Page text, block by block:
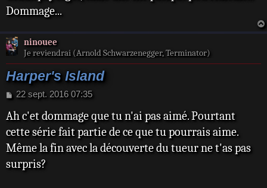
Dommage...
ninouee
Je reviendrai (Arnold Schwarzenegger, Terminator)
Harper's Island
M
s
a
g
22 sept. 2016 07:35
Ah c'et dommage que tu n'ai pas aimé. Pourtant
cette série fait partie de ce que tu pourrais aime.
Même la fin avec la découverte du tueur ne t'as pas
surpris?